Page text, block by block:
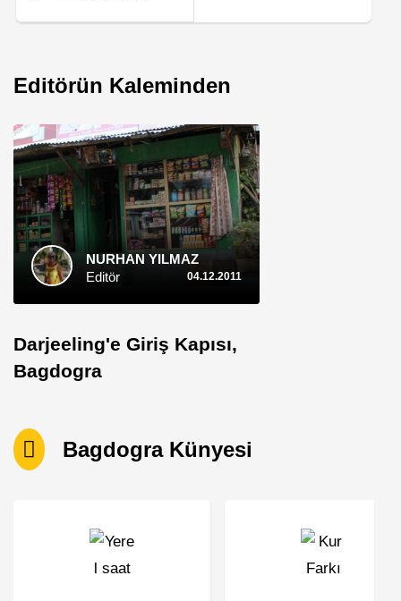
Editörün Kaleminden
NURHAN YILMAZ
Editör
04.12.2011
Darjeeling'e Giriş Kapısı,
Bagdogra
Bagdogra Künyesi